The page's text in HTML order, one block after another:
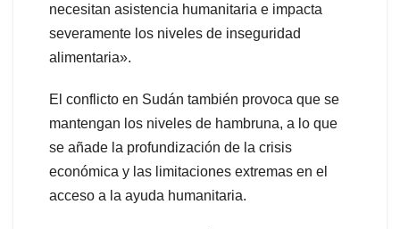
necesitan asistencia humanitaria e impacta
severamente los niveles de inseguridad
alimentaria».
El conflicto en Sudán también provoca que se
mantengan los niveles de hambruna, a lo que
se añade la profundización de la crisis
económica y las limitaciones extremas en el
acceso a la ayuda humanitaria.